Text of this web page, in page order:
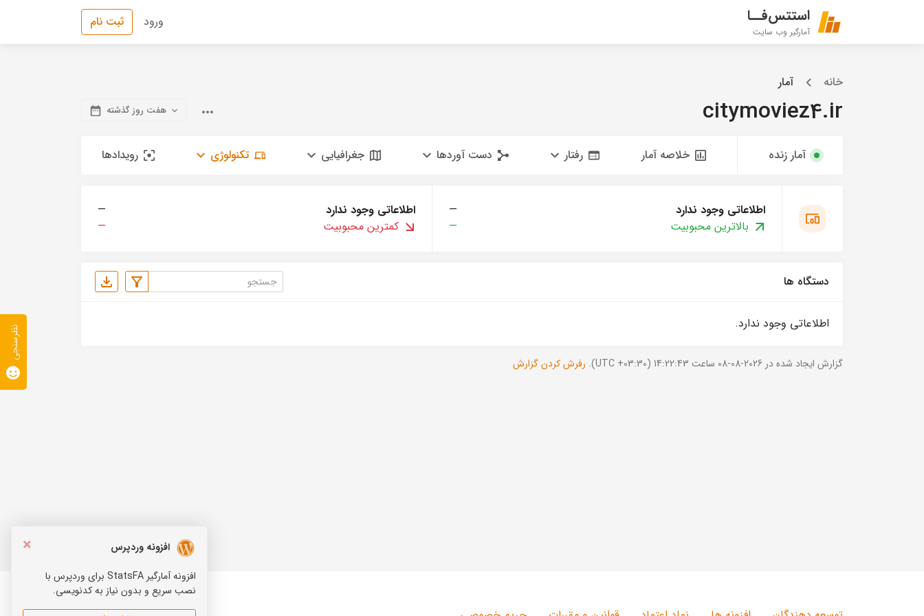
استتس‌فــا
آمارگیر وب سایت
ورود ثبت نام
خانه آمار
citymoviez4.ir هفت روز گذشته
آمار زنده خلاصه آمار رفتار دست آوردها جغرافیایی تکنولوژی رویدادها
اطلاعاتی وجود ندارد
—
بالاترین محبوبیت
—
اطلاعاتی وجود ندارد
—
کمترین محبوبیت
—
دستگاه ها
اطلاعاتی وجود ندارد.
گزارش ایجاد شده در 2026-08-08 ساعت 14:22:43 (UTC +03:30). رفرش کردن گزارش
×
افزونه وردپرس
افزونه آمارگیر StatsFA برای وردپرس با
نصب سریع و بدون نیاز به کدنویسی.
نظرسنجی